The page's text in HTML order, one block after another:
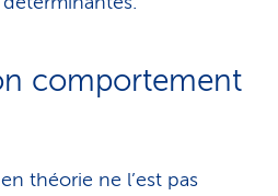
comportement
théorie ne l’est pas